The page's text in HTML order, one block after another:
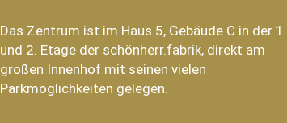
Das Zentrum ist im Haus 5, Gebäude C in der 1.
und 2. Etage der schönherr.fabrik, direkt am
großen Innenhof mit seinen vielen
Parkmöglichkeiten gelegen.